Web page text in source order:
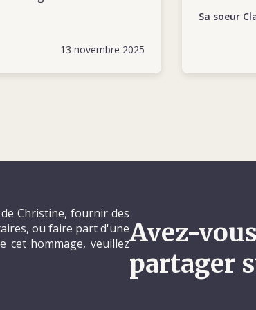
13 novembre 2025
Sa soeur
Avez-
partager
Christine, fournir des
ou faire part d'une
cet hommage, veuillez